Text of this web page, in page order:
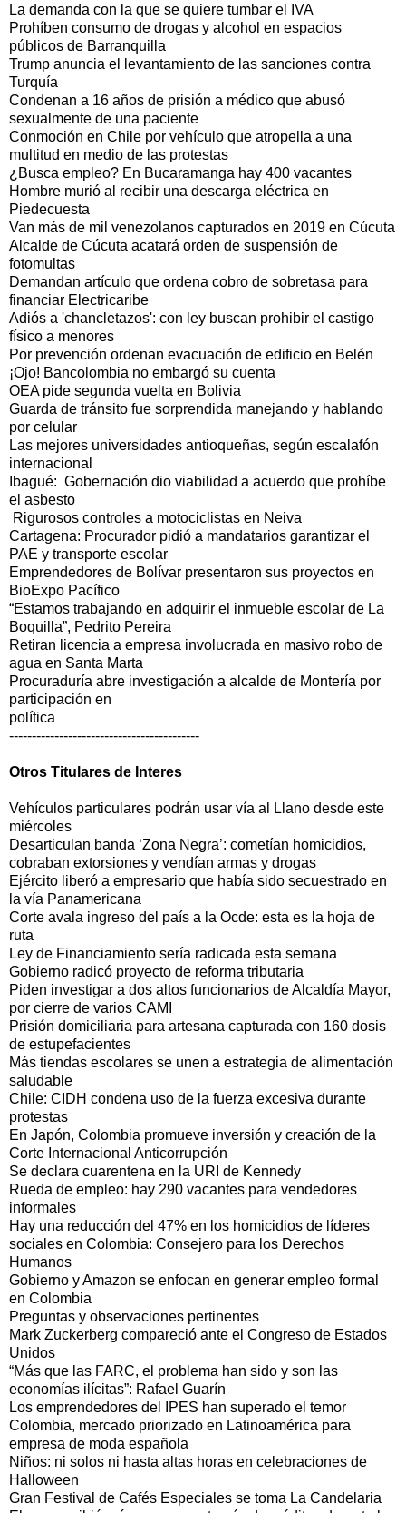
La demanda con la que se quiere tumbar el IVA
Prohíben consumo de drogas y alcohol en espacios
públicos de Barranquilla
Trump anuncia el levantamiento de las sanciones contra
Turquía
Condenan a 16 años de prisión a médico que abusó
sexualmente de una paciente
Conmoción en Chile por vehículo que atropella a una
multitud en medio de las protestas
¿Busca empleo? En Bucaramanga hay 400 vacantes
Hombre murió al recibir una descarga eléctrica en
Piedecuesta
Van más de mil venezolanos capturados en 2019 en Cúcuta
Alcalde de Cúcuta acatará orden de suspensión de
fotomultas
Demandan artículo que ordena cobro de sobretasa para
financiar Electricaribe
Adiós a 'chancletazos': con ley buscan prohibir el castigo
físico a menores
Por prevención ordenan evacuación de edificio en Belén
¡Ojo! Bancolombia no embargó su cuenta
OEA pide segunda vuelta en Bolivia
Guarda de tránsito fue sorprendida manejando y hablando
por celular
Las mejores universidades antioqueñas, según escalafón
internacional
Ibagué: Gobernación dio viabilidad a acuerdo que prohíbe
el asbesto
Rigurosos controles a motociclistas en Neiva
Cartagena: Procurador pidió a mandatarios garantizar el
PAE y transporte escolar
Emprendedores de Bolívar presentaron sus proyectos en
BioExpo Pacífico
“Estamos trabajando en adquirir el inmueble escolar de La
Boquilla”, Pedrito Pereira
Retiran licencia a empresa involucrada en masivo robo de
agua en Santa Marta
Procuraduría abre investigación a alcalde de Montería por
participación en
política
------------------------------------------
Otros Titulares de Interes
Vehículos particulares podrán usar vía al Llano desde este
miércoles
Desarticulan banda ‘Zona Negra’: cometían homicidios,
cobraban extorsiones y vendían armas y drogas
Ejército liberó a empresario que había sido secuestrado en
la vía Panamericana
Corte avala ingreso del país a la Ocde: esta es la hoja de
ruta
Ley de Financiamiento sería radicada esta semana
Gobierno radicó proyecto de reforma tributaria
Piden investigar a dos altos funcionarios de Alcaldía Mayor,
por cierre de varios CAMI
Prisión domiciliaria para artesana capturada con 160 dosis
de estupefacientes
Más tiendas escolares se unen a estrategia de alimentación
saludable
Chile: CIDH condena uso de la fuerza excesiva durante
protestas
En Japón, Colombia promueve inversión y creación de la
Corte Internacional Anticorrupción
Se declara cuarentena en la URI de Kennedy
Rueda de empleo: hay 290 vacantes para vendedores
informales
Hay una reducción del 47% en los homicidios de líderes
sociales en Colombia: Consejero para los Derechos
Humanos
Gobierno y Amazon se enfocan en generar empleo formal
en Colombia
Preguntas y observaciones pertinentes
Mark Zuckerberg compareció ante el Congreso de Estados
Unidos
“Más que las FARC, el problema han sido y son las
economías ilícitas”: Rafael Guarín
Los emprendedores del IPES han superado el temor
Colombia, mercado priorizado en Latinoamérica para
empresa de moda española
Niños: ni solos ni hasta altas horas en celebraciones de
Halloween
Gran Festival de Cafés Especiales se toma La Candelaria